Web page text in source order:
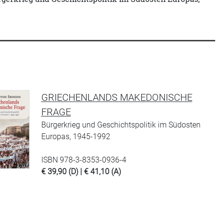
GRIECHENLANDS MAKEDONISCHE
FRAGE
Bürgerkrieg und Geschichtspolitik im Südosten
Europas, 1945-1992
ISBN 978-3-8353-0936-4
€ 39,90 (D) | € 41,10 (A)